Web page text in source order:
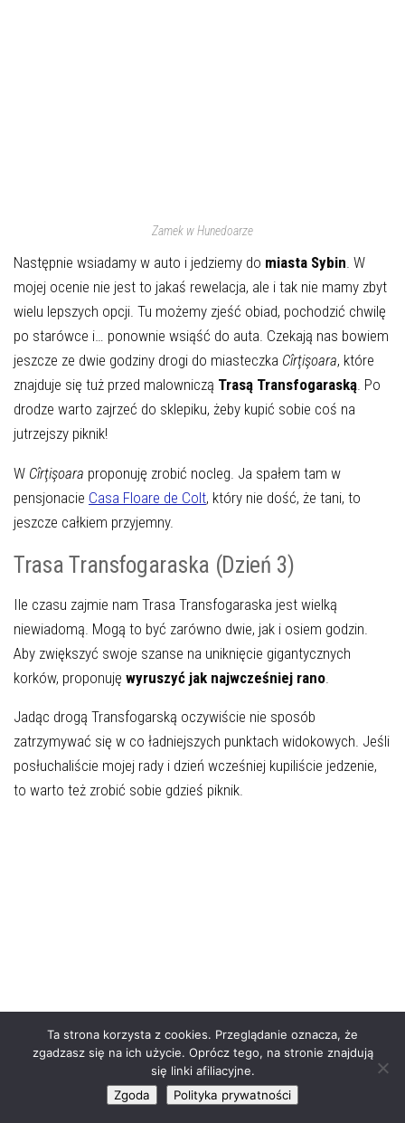
Zamek w Hunedoarze
Następnie wsiadamy w auto i jedziemy do miasta Sybin . W
mojej ocenie nie jest to jakaś rewelacja, ale i tak nie mamy zbyt
wielu lepszych opcji. Tu możemy zjeść obiad, pochodzić chwilę
po starówce i… ponownie wsiąść do auta. Czekają nas bowiem
jeszcze ze dwie godziny drogi do miasteczka Cîrţişoara, które
znajduje się tuż przed malowniczą Trasą Transfogaraską . Po
drodze warto zajrzeć do sklepiku, żeby kupić sobie coś na
jutrzejszy piknik!
W Cîrţişoara proponuję zrobić nocleg. Ja spałem tam w
pensjonacie Casa Floare de Colt, który nie dość, że tani, to
jeszcze całkiem przyjemny.
Trasa Transfogaraska (Dzień 3)
Ile czasu zajmie nam Trasa Transfogaraska jest wielką
niewiadomą. Mogą to być zarówno dwie, jak i osiem godzin.
Aby zwiększyć swoje szanse na uniknięcie gigantycznych
korków, proponuję wyruszyć jak najwcześniej rano
Jadąc drogą Transfogarską oczywiście nie sposób
zatrzymywać się w co ładniejszych punktach widokowych. Jeśli
posłuchaliście mojej rady i dzień wcześniej kupiliście jedzenie,
to warto też zrobić sobie gdzieś piknik.
Ta strona korzysta z cookies. Przeglądanie oznacza, że
zgadzasz się na ich użycie. Oprócz tego, na stronie znajdują
się linki afiliacyjne.
Zgoda
Polityka prywatności